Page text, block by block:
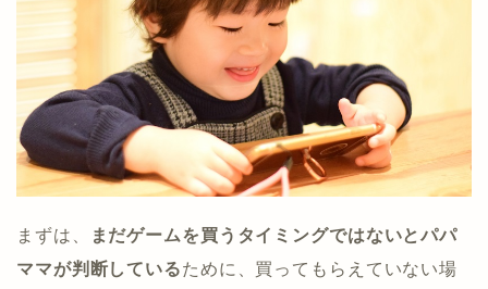
まずは、
まだゲームを買うタイミングではないとパパ
ママが判断しているために、買ってもらえていない場